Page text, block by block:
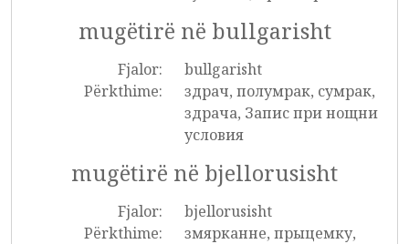
mugëtirë në bullgarisht
Fjalor:
bullgarisht
Përkthime:
здрач, полумрак, сумрак,
здрача, Запис при нощни
условия
mugëtirë në bjellorusisht
Fjalor:
bjellorusisht
Përkthime:
змярканне, прыцемку,